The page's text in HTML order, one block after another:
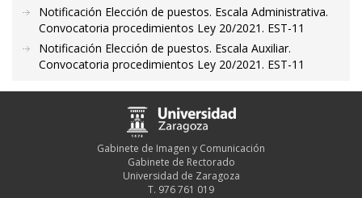
Notificación Elección de puestos. Escala Administrativa.
Convocatoria procedimientos Ley 20/2021. EST-11
Notificación Elección de puestos. Escala Auxiliar.
Convocatoria procedimientos Ley 20/2021. EST-11
Gabinete de Imagen y Comunicación
Gabinete de Rectorado
Universidad de Zaragoza
T. 976 761 019